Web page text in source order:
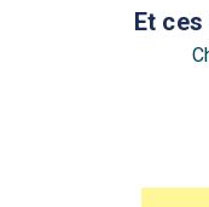
Et